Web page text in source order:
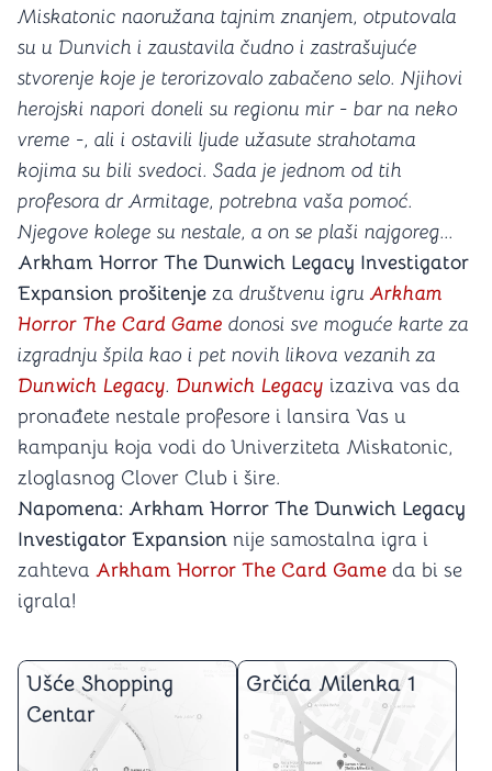
Miskatonic naoružana tajnim znanjem, otputovala
su u Dunvich i zaustavila čudno i zastrašujuće
stvorenje koje je terorizovalo zabačeno selo. Njihovi
herojski napori doneli su regionu mir - bar na neko
vreme -, ali i ostavili ljude užasute strahotama
kojima su bili svedoci. Sada je jednom od tih
profesora dr Armitage, potrebna vaša pomoć.
Njegove kolege su nestale, a on se plaši najgoreg...
Arkham Horror The Dunwich Legacy Investigator
Expansion prošitenje za društvenu igru Arkham
Horror The Card Game donosi sve moguće karte za
izgradnju špila kao i pet novih likova vezanih za
Dunwich Legacy. Dunwich Legacy izaziva vas da
pronađete nestale profesore i lansira Vas u
kampanju koja vodi do Univerziteta Miskatonic,
zloglasnog Clover Club i šire.
Napomena: Arkham Horror The Dunwich Legacy
Investigator Expansion nije samostalna igra i
zahteva Arkham Horror The Card Game da bi se
igrala!
Ušće Shopping
Centar
Grčića Milenka 1